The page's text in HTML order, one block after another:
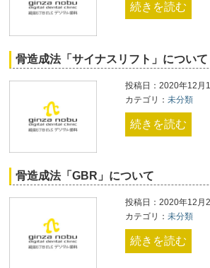
続きを読む
骨造成法「サイナスリフト」について
投稿日：2020年12月
カテゴリ： 未分類
続きを読む
骨造成法「GBR」について
投稿日：2020年12月
カテゴリ： 未分類
続きを読む